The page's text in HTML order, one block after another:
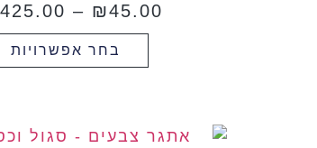
₪45.00
–
425.00
בחר אפשרויות